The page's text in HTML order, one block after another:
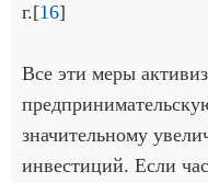
г.[16]
Все эти меры
значительному
инвестиций. Если